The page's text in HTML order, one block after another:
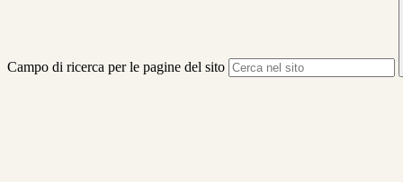
Campo di ricerca per le pagine del sito